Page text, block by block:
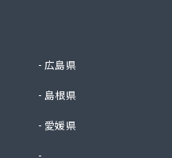
広島県
島根県
愛媛県